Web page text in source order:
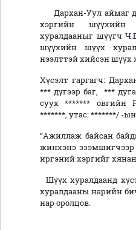
Дархан-Уул аймаг
хэргийн
хуралдааныг шүүгч
шүүхийн шүүх
нээлттэй хийсэн шүүх
Хүсэлт гаргагч:
*** дүгээр баг, ***
суух ******* овгийн
*******, утас: *******/ -
“Ажиллаж байсан
жинхэнэ эзэмшигчээр
иргэний хэргийг
Шүүх хуралдаанд
хуралдааны нарийн
нар оролцов.